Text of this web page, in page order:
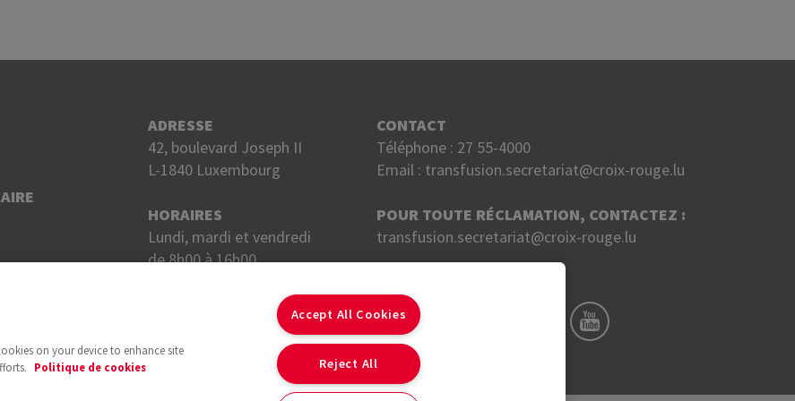
ADRESSE
42, boulevard Joseph II
L-1840 Luxembourg
HORAIRES
Lundi, mardi et vendredi
de 8h00 à 16h00.
CONTACT
Téléphone : 27 55-4000
Email : transfusion.secretariat@croix-rouge.lu
POUR TOUTE RÉCLAMATION, CONTACTEZ :
transfusion.secretariat@croix-rouge.lu
on your device to enhance site
Politique de cookies
Accept All Cookies
Reject All